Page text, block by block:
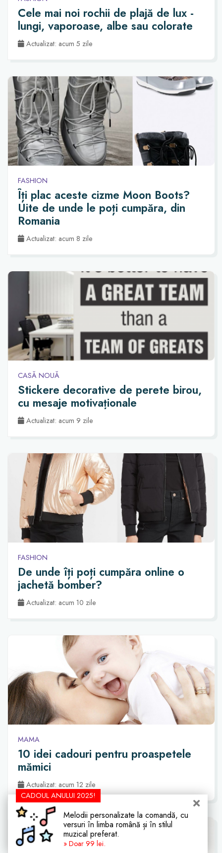
Cele mai noi rochii de plajă de lux -
lungi, vaporoase, albe sau colorate
Actualizat: acum 5 zile
FASHION
Îți plac aceste cizme Moon Boots?
Uite de unde le poți cumpăra, din
Romania
Actualizat: acum 8 zile
CASĂ NOUĂ
Stickere decorative de perete birou,
cu mesaje motivaționale
Actualizat: acum 9 zile
FASHION
De unde îți poți cumpăra online o
jachetă bomber?
Actualizat: acum 10 zile
MAMA
10 idei cadouri pentru proaspetele
mămici
Actualizat: acum 12 zile
CADOUL ANULUI 2025!
Melodii personalizate la comandă, cu
versuri în limba română și în stilul
muzical preferat.
» Doar 99 lei.